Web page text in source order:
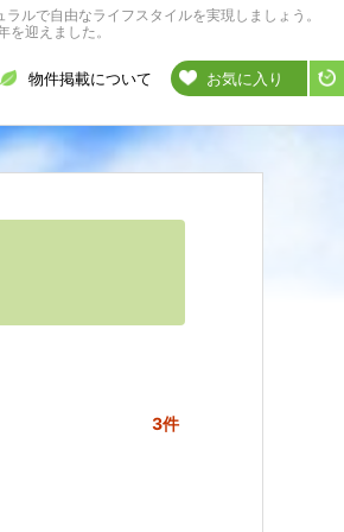
ルで自由なライフスタイルを実現しましょう。
迎えました。
物件掲載について お気に入り
3件